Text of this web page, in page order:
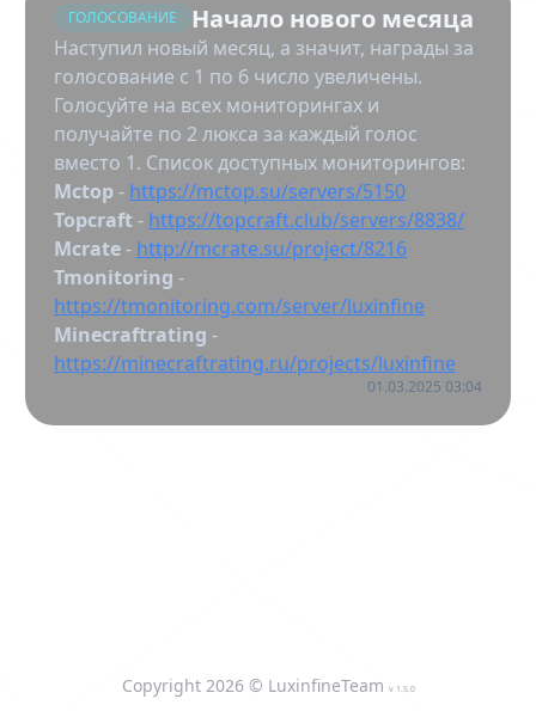
ГОЛОСОВАНИЕ Начало нового месяца
Наступил новый месяц, а значит, награды за
голосование с 1 по 6 число увеличены.
Голосуйте на всех мониторингах и
получайте по 2 люкса за каждый голос
вместо 1. Список доступных мониторингов:
Mctop- https://mctop.su/servers/5150
Topcraft- https://topcraft.club/servers/8838/
Mcrate- http://mcrate.su/project/8216
Tmonitoring -
https://tmonitoring.com/server/luxinfine
Minecraftrating -
https://minecraftrating.ru/projects/luxinfine
01.03.2025 03:04
Copyright 2026© LuxinfineTeam v 1.5.0